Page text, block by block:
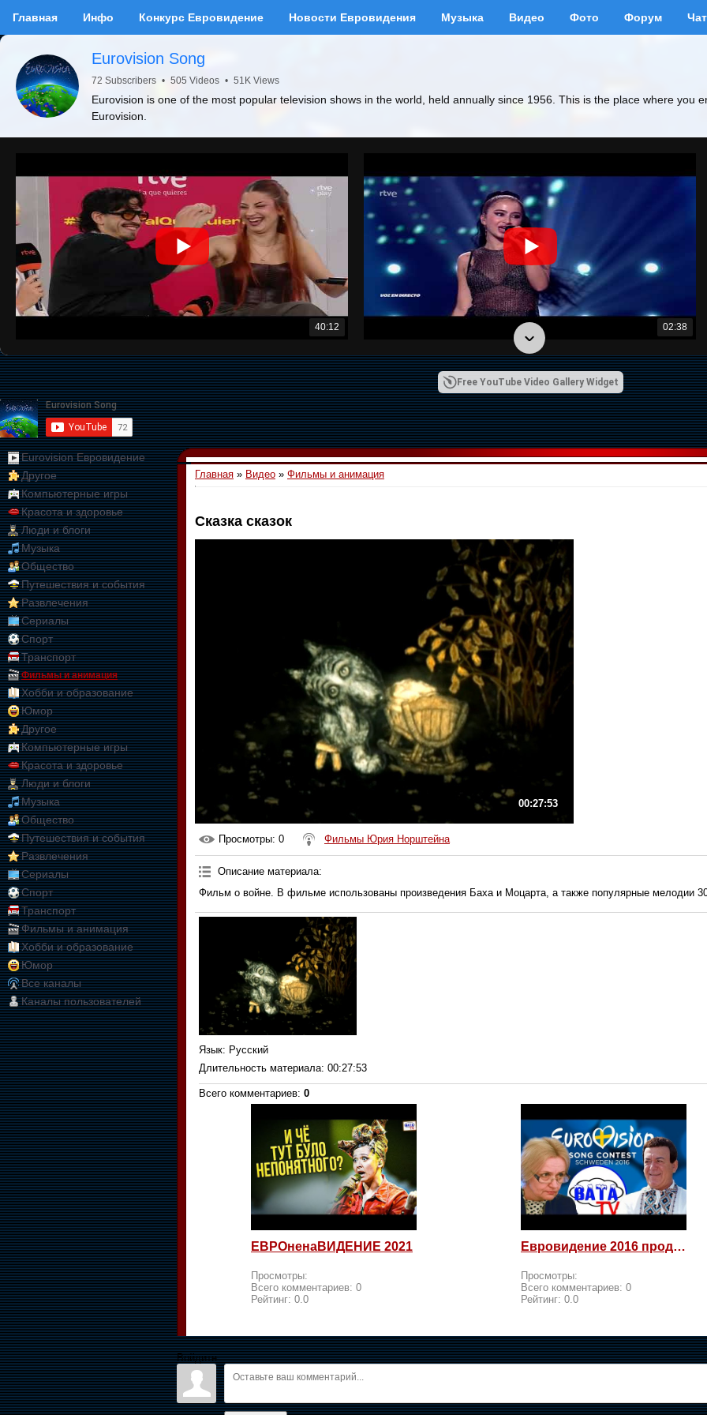
Главная Инфо Конкурс Евровидение Новости Евровидения Музыка Видео Фото Форум Чат
Eurovision Song
72 Subscribers • 505 Videos • 51K Views
Eurovision is one of the most popular television shows in the world, held annually since 1956. This is the place where you
Eurovision.
40:12 02:38
Free YouTube Video Gallery Widget
Eurovision Евровидение
Другое
Компьютерные игры
Красота и здоровье
Люди и блоги
Музыка
Общество
Путешествия и события
Развлечения
Сериалы
Спорт
Транспорт
Фильмы и анимация
Хобби и образование
Юмор
Другое
Компьютерные игры
Красота и здоровье
Люди и блоги
Музыка
Общество
Путешествия и события
Развлечения
Сериалы
Спорт
Транспорт
Фильмы и анимация
Хобби и образование
Юмор
Все каналы
Каналы пользователей
Главная » Видео » Фильмы и анимация
Сказка сказок
00:27:53
Просмотры: 0 Фильмы Юрия Норштейна
Описание материала:
Фильм о войне. В фильме использованы произведения Баха и Моцарта, а также популярные мелодии
Язык: Русский
Длительность материала: 00:27:53
Всего комментариев: 0
ЕВРОненаВИДЕНИЕ 2021
Просмотры:
Всего комментариев: 0
Рейтинг: 0.0
Евровидение 2016 продолжается! Россия возмущается и посылает
Просмотры:
Всего комментариев: 0
Рейтинг: 0.0
Войдите: